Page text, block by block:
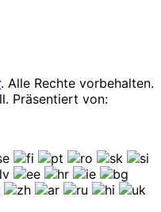
. Alle Rechte vorbehalten.
Präsentiert von: